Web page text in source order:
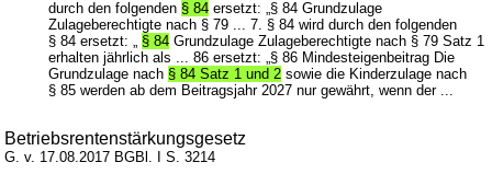
durch den folgenden § 84 ersetzt: „§ 84 Grundzulage
Zulageberechtigte nach § 79 ... 7. § 84 wird durch den folgenden
§ 84 ersetzt: „ § 84 Grundzulage Zulageberechtigte nach § 79 Satz 1
erhalten jährlich als ... 86 ersetzt: „§ 86 Mindesteigenbeitrag Die
Grundzulage nach § 84 Satz 1 und 2 sowie die Kinderzulage nach
§ 85 werden ab dem Beitragsjahr 2027 nur gewährt, wenn der ...
Betriebsrentenstärkungsgesetz
G. v. 17.08.2017 BGBl. I S. 3214